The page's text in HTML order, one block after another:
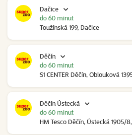
Dačice
Toužínská 199, Dačice
do 60 minut
Děčín
S1 CENTER Děčín, Oblouková
do 60 minut
Děčín Ústecká
HM Tesco Děčín, Ústecká 1905/
do 60 minut